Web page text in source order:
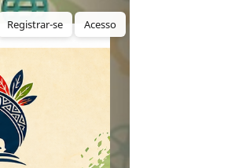
Registrar-se Acesso